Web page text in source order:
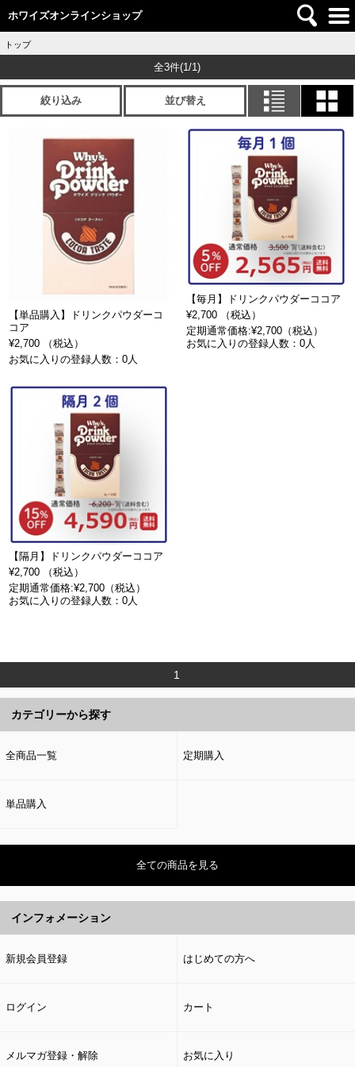
ホワイズオンラインショップ
トップ
全3件(1/1)
絞り込み 並び替え
【単品購入】ドリンクパウダーコ
コア
¥2,700 （税込）
お気に入りの登録人数：0人
【毎月】ドリンクパウダーココア
¥2,700 （税込）
定期通常価格:¥2,700（税込）
お気に入りの登録人数：0人
【隔月】ドリンクパウダーココア
¥2,700 （税込）
定期通常価格:¥2,700（税込）
お気に入りの登録人数：0人
1
カテゴリーから探す
全商品一覧 定期購入
単品購入
全ての商品を見る
インフォメーション
新規会員登録 はじめての方へ
ログイン カート
メルマガ登録・解除 お気に入り